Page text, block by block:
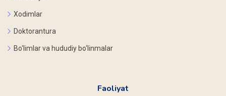
Xodimlar
Doktorantura
Bo‘limlar va hududiy bo‘linmalar
Faoliyat